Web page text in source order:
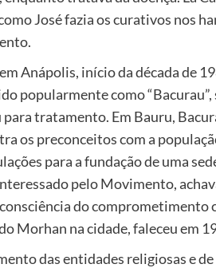
José fazia os curativos nos
Anápolis, início da década de
popularmente como
tratamento. Em Bauru,
os preconceitos com a
para a fundação de uma
pelo Movimento,
do comprometimento
Morhan na cidade, faleceu em
das entidades religiosas e